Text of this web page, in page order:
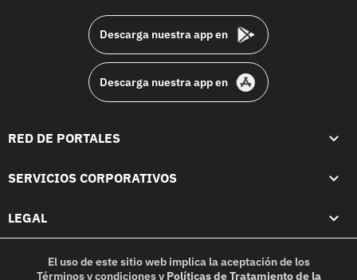
Descarga nuestra app en
Descarga nuestra app en
RED DE PORTALES
SERVICIOS CORPORATIVOS
LEGAL
El uso de este sitio web implica la aceptación de los
Términos y condicionesy Políticas de Tratamiento de la